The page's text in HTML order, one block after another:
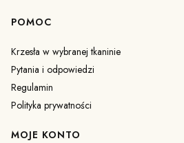
POMOC
Krzesła w wybranej tkaninie
Pytania i odpowiedzi
Regulamin
Polityka prywatności
MOJE KONTO